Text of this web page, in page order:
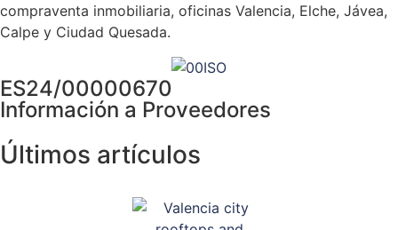
compraventa inmobiliaria, oficinas Valencia, Elche, Jávea,
Calpe y Ciudad Quesada.
ES24/00000670
Información a Proveedores
Últimos artículos